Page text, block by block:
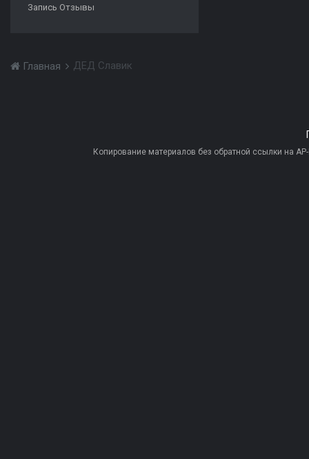
Запись Отзывы
Главная ДЕД Славик
Копирование материалов без обратной ссылки на